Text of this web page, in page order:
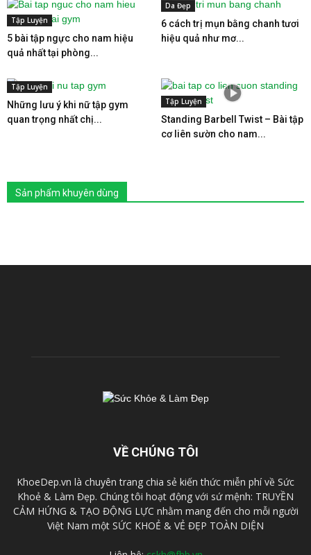
Tập Luyện
5 bài tập ngực cho nam hiệu
quả nhất tại phòng...
Da Đẹp
6 cách trị mụn bằng chanh tươi
hiệu quả như mơ...
Tập Luyện
Những lưu ý khi nữ tập gym
quan trọng nhất chị...
Tập Luyện
Standing Barbell Twist – Bài tập
cơ liên sườn cho nam...
Sản phẩm khuyên dùng
VỀ CHÚNG TÔI
KhoeDep.vn là chuyên trang chia sẻ kiến thức miễn phí về Sức
Khoẻ & Làm Đẹp. Chúng tôi hoạt động với sứ mệnh: TRUYỀN
CẢM HỨNG & TẠO ĐỘNG LỰC nhằm mang đến cho mỗi người
Việt Nam một SỨC KHOẺ & VẺ ĐẸP TOÀN DIỆN